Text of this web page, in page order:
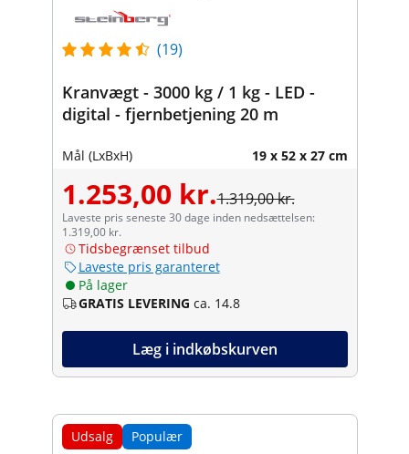
(19)
Kranvægt - 3000 kg / 1 kg - LED -
digital - fjernbetjening 20 m
Mål (LxBxH) 19 x 52 x 27 cm
1.253,00 kr.1.319,00 kr.
Laveste pris seneste 30 dage inden nedsættelsen:
1.319,00 kr.
Tidsbegrænset tilbud
Laveste pris garanteret
På lager
GRATIS LEVERING ca. 14.8
Læg i indkøbskurven
Udsalg Populær